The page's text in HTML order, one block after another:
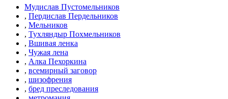
Мудислав Пустомельников
, Пердислав Пердельников
, Мельников
, Тухляндыр Похмельников
, Вшивая ленка
, Чужая лена
, Алка Пехоркина
, всемирный заговор
, шизофрения
, бред преследования